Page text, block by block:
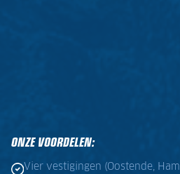
ONZE VOORDELEN:
Vier vestigingen (Oostende,